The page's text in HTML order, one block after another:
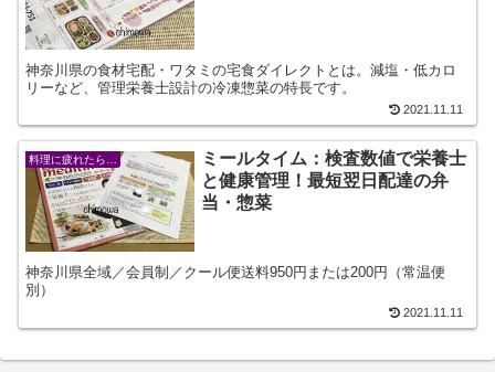
神奈川県の食材宅配・ワタミの宅食ダイレクトとは。減塩・低カロ
リーなど、管理栄養士設計の冷凍惣菜の特長です。
2021.11.11
料理に疲れたら…
ミールタイム：検査数値で栄養士
と健康管理！最短翌日配達の弁
当・惣菜
神奈川県全域／会員制／クール便送料950円または200円（常温便
別）
2021.11.11